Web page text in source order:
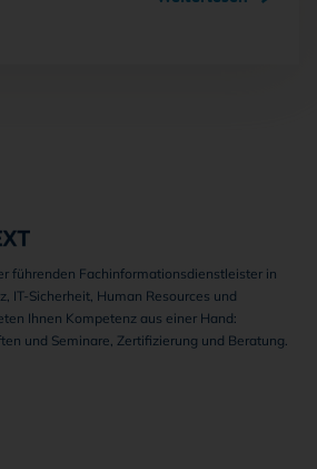
führenden Fachinformationsdienstleister in
IT-Sicherheit, Human Resources und
Ihnen Kompetenz aus einer Hand:
und Seminare, Zertifizierung und Beratung.